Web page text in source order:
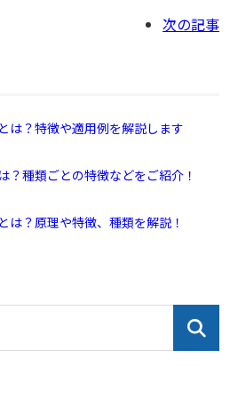
次の記事
は？特徴や適用例を解説します
？種類ごとの特徴などをご紹介！
は？原理や特徴、種類を解説！